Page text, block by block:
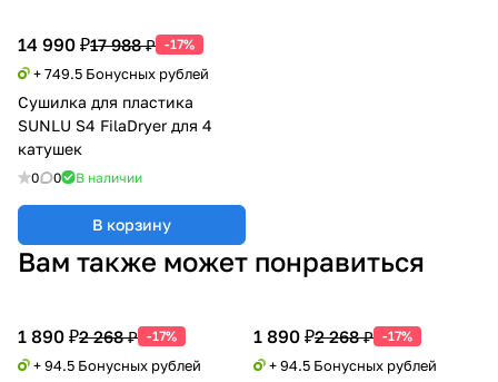
14 990 ₽17 988 ₽ -17%
+ 749.5 Бонусных рублей
Сушилка для пластика
SUNLU S4 FilaDryer для 4
катушек
0 0 В наличии
В корзину
Вам также может понравиться
1 890 ₽2 268 ₽ -17%
+ 94.5 Бонусных рублей
1 890 ₽2 268 ₽ -17%
+ 94.5 Бонусных рублей